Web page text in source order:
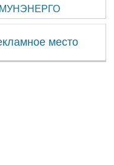
место